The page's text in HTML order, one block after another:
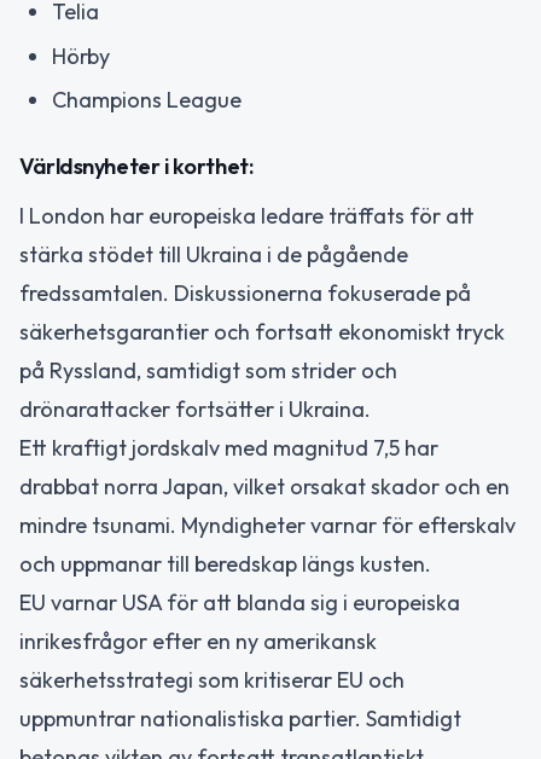
Telia
Hörby
Champions League
Världsnyheter i korthet:
I London har europeiska ledare träffats för att
stärka stödet till Ukraina i de pågående
fredssamtalen. Diskussionerna fokuserade på
säkerhetsgarantier och fortsatt ekonomiskt tryck
på Ryssland, samtidigt som strider och
drönarattacker fortsätter i Ukraina.
Ett kraftigt jordskalv med magnitud 7,5 har
drabbat norra Japan, vilket orsakat skador och en
mindre tsunami. Myndigheter varnar för efterskalv
och uppmanar till beredskap längs kusten.
EU varnar USA för att blanda sig i europeiska
inrikesfrågor efter en ny amerikansk
säkerhetsstrategi som kritiserar EU och
uppmuntrar nationalistiska partier. Samtidigt